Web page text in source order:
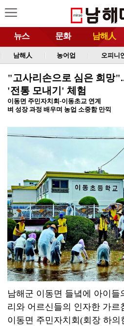
뉴스 문화 남해人
남해人 농어업 오피니
"고사리손으로 심은 희망
'전통 모내기' 체험
이동면 주민자치회-이동초교 연계
벼 성장 과정 배우며 농업 소중함 만끽
남해군 이동면 들녘에 아이들
리와 어르신들의 인자한 가르
이동면 주민자치회(회장 하의